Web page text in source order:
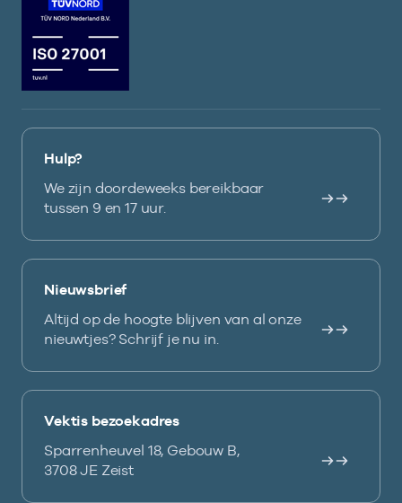
Hulp?
We zijn doordeweeks bereikbaar
tussen 9 en 17 uur.
Nieuwsbrief
Altijd op de hoogte blijven van al onze
nieuwtjes? Schrijf je nu in.
Vektis bezoekadres
Sparrenheuvel 18, Gebouw B,
3708 JE Zeist